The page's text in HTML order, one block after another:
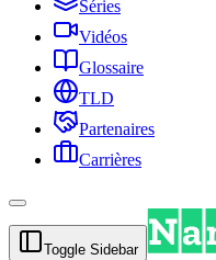
Séries
Vidéos
Glossaire
TLD
Partenaires
Carrières
Toggle Sidebar